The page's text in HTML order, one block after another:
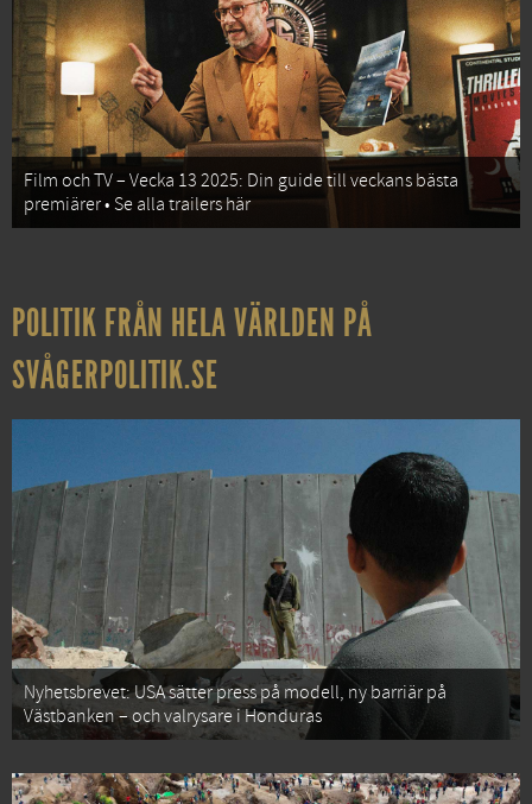
Film och TV – Vecka 13 2025: Din guide till veckans bästa
premiärer • Se alla trailers här
POLITIK FRÅN HELA VÄRLDEN PÅ
SVÅGERPOLITIK.SE
Nyhetsbrevet: USA sätter press på modell, ny barriär på
Västbanken – och valrysare i Honduras